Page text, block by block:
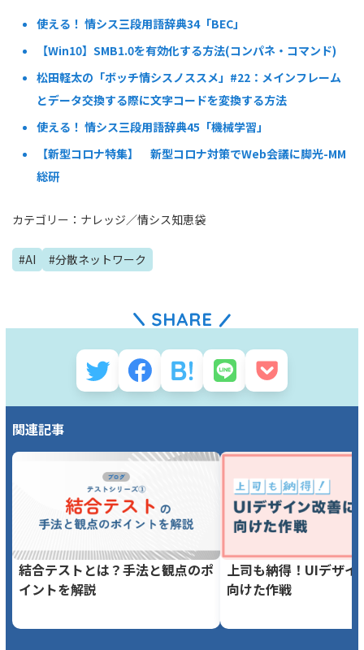
使える！ 情シス三段用語辞典34「BEC」
【Win10】SMB1.0を有効化する方法(コンパネ・コマンド)
松田軽太の「ボッチ情シスノススメ」#22：メインフレーム
とデータ交換する際に文字コードを変換する方法
使える！ 情シス三段用語辞典45「機械学習」
【新型コロナ特集】 新型コロナ対策でWeb会議に脚光-MM
総研
カテゴリー： ナレッジ／情シス知恵袋
#AI #分散ネットワーク
関連記事
結合テストとは？手法と観点のポ
イントを解説
上司も納得！UIデザイ
向けた作戦